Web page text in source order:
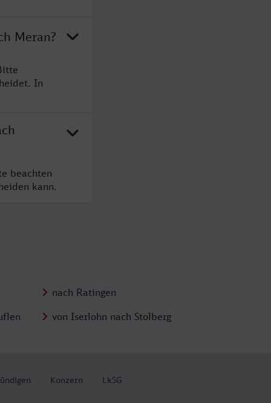
Meran?
In
beachten
kann.
nach Ratingen
von Iserlohn nach Stolberg
Konzern LkSG